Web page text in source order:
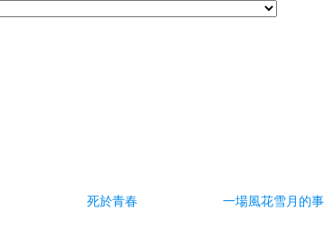
死於青春 一場風花雪月的事